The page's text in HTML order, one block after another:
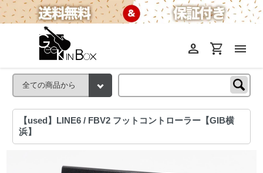
menu
shopping_cart
person
【used】LINE6 / FBV2 フットコントローラー【GIB横
浜】